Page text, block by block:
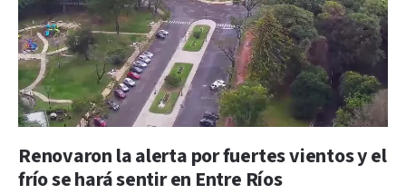
Renovaron la alerta por fuertes vientos y el
frío se hará sentir en Entre Ríos